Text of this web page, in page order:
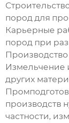
пород для
Карьерные
пород при
Измельчение
других
производств
частности,